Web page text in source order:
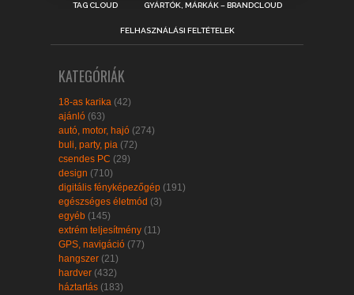
TAG CLOUD GYÁRTÓK, MÁRKÁK – BRANDCLOUD
FELHASZNÁLÁSI FELTÉTELEK
KATEGÓRIÁK
18-as karika (42)
ajánló (63)
autó, motor, hajó (274)
buli, party, pia (72)
csendes PC (29)
design (710)
digitális fényképezőgép (191)
egészséges életmód (3)
egyéb (145)
extrém teljesítmény (11)
GPS, navigáció (77)
hangszer (21)
hardver (432)
háztartás (183)